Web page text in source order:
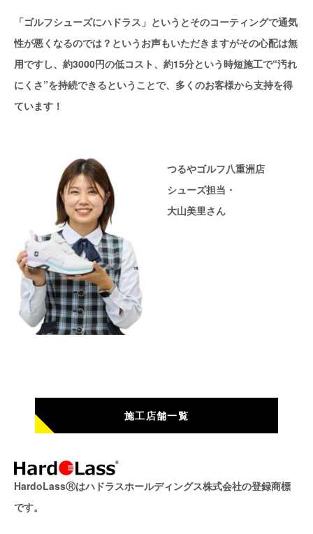
「ゴルフシューズにハドラス」というとそのコーティングで通気
性が悪くなるのでは？というお声もいただきますがその心配は無
用ですし、約3000円の低コスト、約15分という時短施工で“汚れ
にくさ”を持続できるということで、多くのお客様から支持を得
ています！
つるやゴルフ八重洲店
シューズ担当・
大山美里さん
施工店舗一覧
HardoLassⓇはハドラスホールディングス株式会社の登録商標
です。